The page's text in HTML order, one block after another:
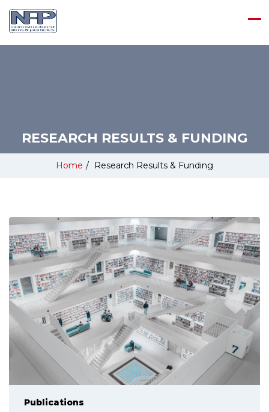
RESEARCH RESULTS & FUNDING
Home / Research Results & Funding
Publications